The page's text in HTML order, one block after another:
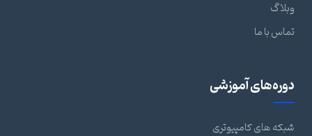
وبلاگ
تماس با ما
دوره‌های آموزشی
شبکه های کامپیوتری